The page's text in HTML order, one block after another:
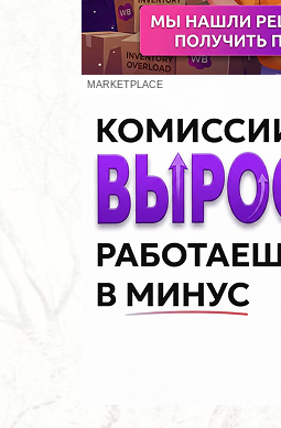
MARKETPLACE